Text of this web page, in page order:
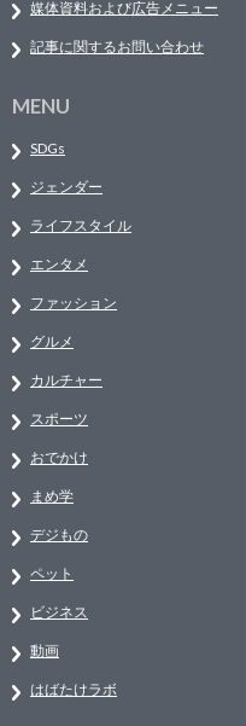
媒体資料および広告メニュー
記事に関するお問い合わせ
MENU
SDGs
ジェンダー
ライフスタイル
エンタメ
ファッション
グルメ
カルチャー
スポーツ
おでかけ
まめ学
デジもの
ペット
ビジネス
動画
はばたけラボ